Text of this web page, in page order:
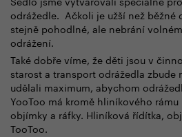
odrážedle. Ačkoli je užší než běžné
stejně pohodlné, ale nebrání
odrážení.
Také dobře víme, že děti jsou v
starost a transport odrážedla zbude
udělali maximum, abychom
YooToo má kromě hliníkového
objímky a ráfky. Hliníková řídítka,
TooToo.